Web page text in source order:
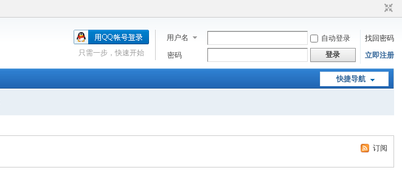
用户名 自动登录
找回密码
密码
登录 立即注册
只需一步，快速开始
快捷导航
订阅